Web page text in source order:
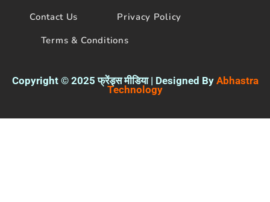
Contact Us
Privacy Policy
Terms & Conditions
Copyright © 2025 फ्रेंड्स मीडिया | Designed By Abhastra
Technology